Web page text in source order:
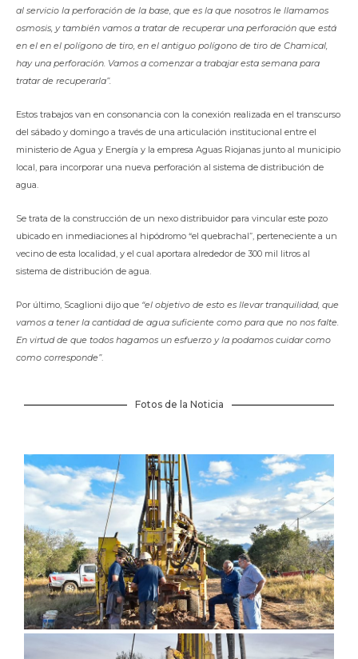
al servicio la perforación de la base, que es la que nosotros le llamamos
osmosis, y también vamos a tratar de recuperar una perforación que está
en el en el polígono de tiro, en el antiguo polígono de tiro de Chamical,
hay una perforación. Vamos a comenzar a trabajar esta semana para
tratar de recuperarla”.
Estos trabajos van en consonancia con la conexión realizada en el transcurso
del sábado y domingo a través de una articulación institucional entre el
ministerio de Agua y Energía y la empresa Aguas Riojanas junto al municipio
local, para incorporar una nueva perforación al sistema de distribución de
agua.
Se trata de la construcción de un nexo distribuidor para vincular este pozo
ubicado en inmediaciones al hipódromo “el quebrachal”, perteneciente a un
vecino de esta localidad, y el cual aportara alrededor de 300 mil litros al
sistema de distribución de agua.
Por último, Scaglioni dijo que “el objetivo de esto es llevar tranquilidad, que
vamos a tener la cantidad de agua suficiente como para que no nos falte.
En virtud de que todos hagamos un esfuerzo y la podamos cuidar como
como corresponde”.
Fotos de la Noticia